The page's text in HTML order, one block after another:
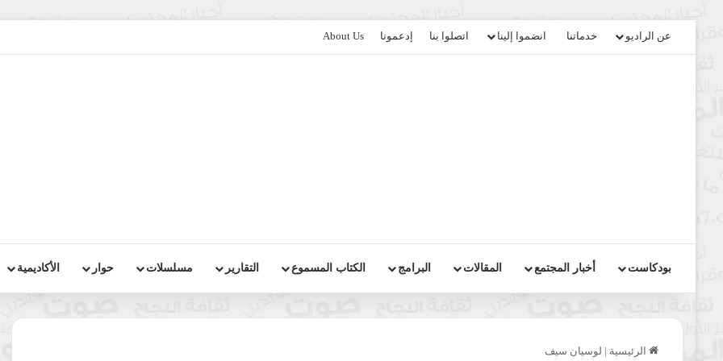
عن الراديو خدماتنا انضموا إلينا اتصلوا بنا إدعمونا About Us
بودكاست أخبار المجتمع المقالات البرامج الكتاب المسموع التقارير مسلسلات حوار الأكاديمية
الرئيسية | لوسيان سيف